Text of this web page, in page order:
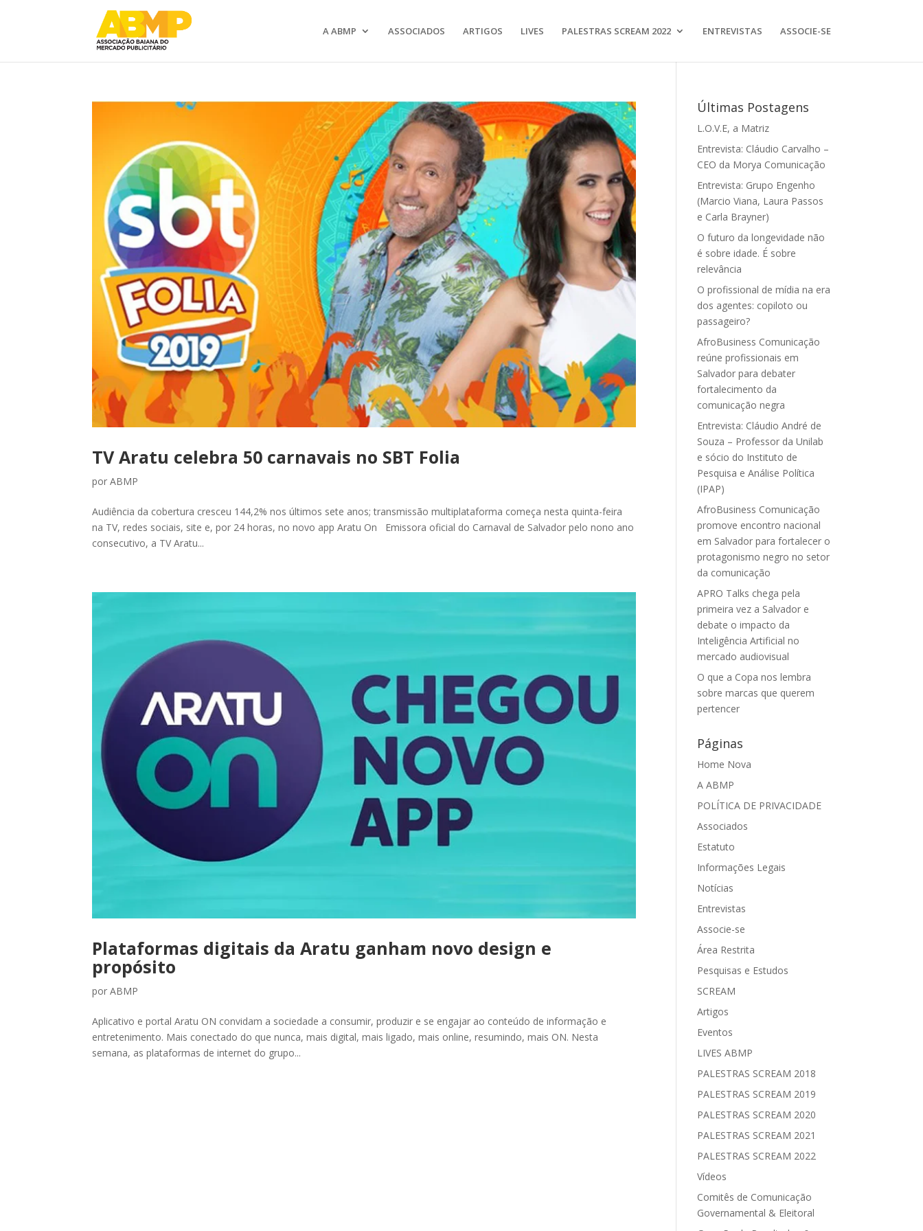
A ABMP ASSOCIADOS ARTIGOS LIVES PALESTRAS SCREAM 2022 ENTREVISTAS ASSOCIE-SE
TV Aratu celebra 50 carnavais no SBT Folia
porABMP
Audiência da cobertura cresceu 144,2% nos últimos sete anos; transmissão multiplataforma começa nesta quinta-feira
na TV, redes sociais, site e, por 24 horas, no novo app Aratu On Emissora oficial do Carnaval de Salvador pelo nono ano
consecutivo, a TV Aratu...
Plataformas digitais da Aratu ganham novo design e
propósito
porABMP
Aplicativo e portal Aratu ON convidam a sociedade a consumir, produzir e se engajar ao conteúdo de informação e
entretenimento. Mais conectado do que nunca, mais digital, mais ligado, mais online, resumindo, mais ON. Nesta
semana, as plataformas de internet do grupo...
Últimas Postagens
L.O.V.E, a Matriz
Entrevista: Cláudio Carvalho –
CEO da Morya Comunicação
Entrevista: Grupo Engenho
(Marcio Viana, Laura Passos
e Carla Brayner)
O futuro da longevidade não
é sobre idade. É sobre
relevância
O profissional de mídia na era
dos agentes: copiloto ou
passageiro?
AfroBusiness Comunicação
reúne profissionais em
Salvador para debater
fortalecimento da
comunicação negra
Entrevista: Cláudio André de
Souza – Professor da Unilab
e sócio do Instituto de
Pesquisa e Análise Política
(IPAP)
AfroBusiness Comunicação
promove encontro nacional
em Salvador para fortalecer o
protagonismo negro no setor
da comunicação
APRO Talks chega pela
primeira vez a Salvador e
debate o impacto da
Inteligência Artificial no
mercado audiovisual
O que a Copa nos lembra
sobre marcas que querem
pertencer
Páginas
Home Nova
A ABMP
POLÍTICA DE PRIVACIDADE
Associados
Estatuto
Informações Legais
Notícias
Entrevistas
Associe-se
Área Restrita
Pesquisas e Estudos
SCREAM
Artigos
Eventos
LIVES ABMP
PALESTRAS SCREAM 2018
PALESTRAS SCREAM 2019
PALESTRAS SCREAM 2020
PALESTRAS SCREAM 2021
PALESTRAS SCREAM 2022
Vídeos
Comitês de Comunicação
Governamental & Eleitoral